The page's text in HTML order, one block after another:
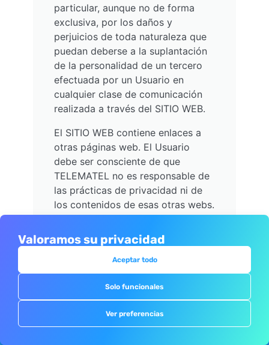
Valoramos su privacidad
Aceptar todo
Solo funcionales
Ver preferencias
particular, aunque no de forma
exclusiva, por los daños y
perjuicios de toda naturaleza que
puedan deberse a la suplantación
de la personalidad de un tercero
efectuada por un Usuario en
cualquier clase de comunicación
realizada a través del SITIO WEB.
El SITIO WEB contiene enlaces a
otras páginas web. El Usuario
debe ser consciente de que
TELEMATEL no es responsable de
las prácticas de privacidad ni de
los contenidos de esas otras webs.
sean conscientes de que al utilizar
uno de estos links están
abandonando el SITIO WEB y que
lean las condiciones generales y
las políticas de privacidad de esas